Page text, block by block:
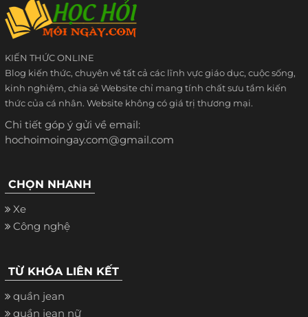
KIẾN THỨC ONLINE
Blog kiến thức, chuyên về tất cả các lĩnh vực giáo dục, cuộc sống,
kinh nghiệm, chia sẻ Website chỉ mang tính chất sưu tầm kiến
thức của cá nhân. Website không có giá trị thương mại.
Chi tiết góp ý gửi về email:
hochoimoingay.com@gmail.com
CHỌN NHANH
Xe
Công nghệ
TỪ KHÓA LIÊN KẾT
quần jean
quần jean nữ